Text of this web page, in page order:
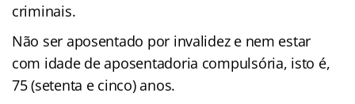
criminais.
Não ser aposentado por invalidez e nem estar
com idade de aposentadoria compulsória, isto é,
75 (setenta e cinco) anos.